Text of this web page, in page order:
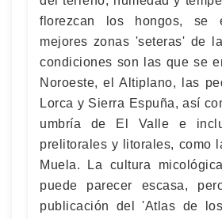
florezcan los hongos, se
mejores zonas 'seteras' de
condiciones son las que se
Noroeste, el Altiplano, las
Lorca y Sierra Espuña, así
umbría de El Valle e
prelitorales y litorales, como
Muela. La cultura
puede parecer escasa,
publicación del 'Atlas de